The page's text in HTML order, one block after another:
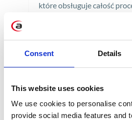
Consent Details
This website uses cookies
We use cookies to personalise
provide social media features and
które obsługuje całość
Kontrolnym – począwszy
1 min